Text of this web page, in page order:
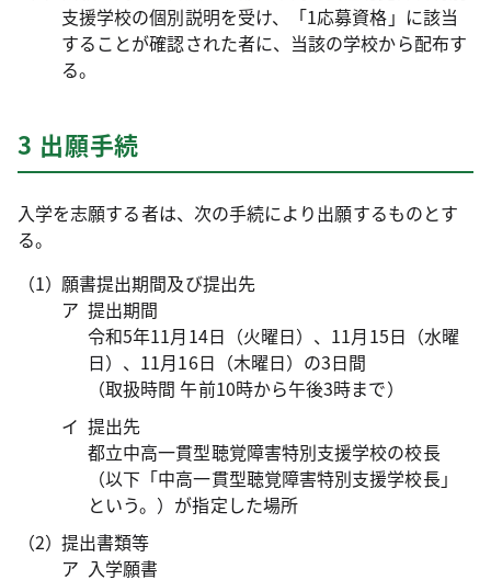
支援学校の個別説明を受け、「1応募資格」に該当
することが確認された者に、当該の学校から配布す
る。
3 出願手続
入学を志願する者は、次の手続により出願するものとす
る。
願書提出期間及び提出先
提出期間
令和5年11月14日（火曜日）、11月15日（水曜
日）、11月16日（木曜日）の3日間
（取扱時間 午前10時から午後3時まで）
提出先
都立中高一貫型聴覚障害特別支援学校の校長
（以下「中高一貫型聴覚障害特別支援学校長」
という。）が指定した場所
提出書類等
入学願書